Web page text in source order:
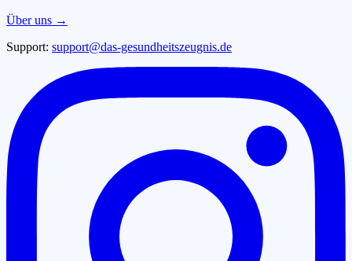
Über uns →
Support: support@das-gesundheitszeugnis.de